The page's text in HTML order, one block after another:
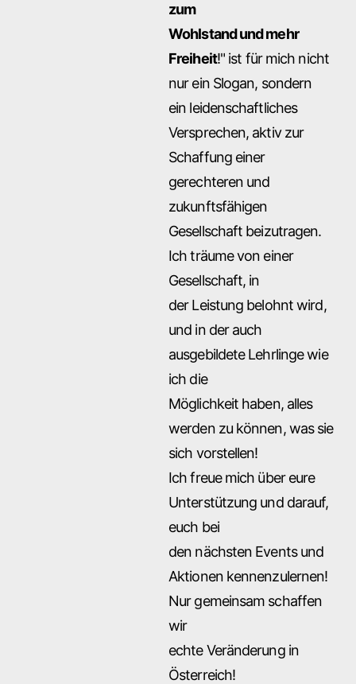
zum
Wohlstand und mehr
Freiheit!" ist für mich nicht
nur ein Slogan, sondern
ein leidenschaftliches
Versprechen, aktiv zur
Schaffung einer
gerechteren und
zukunftsfähigen
Gesellschaft beizutragen.
Ich träume von einer
Gesellschaft, in
der Leistung belohnt wird,
und in der auch
ausgebildete Lehrlinge wie
ich die
Möglichkeit haben, alles
werden zu können, was sie
sich vorstellen!
Ich freue mich über eure
Unterstützung und darauf,
euch bei
den nächsten Events und
Aktionen kennenzulernen!
Nur gemeinsam schaffen
wir
echte Veränderung in
Österreich!